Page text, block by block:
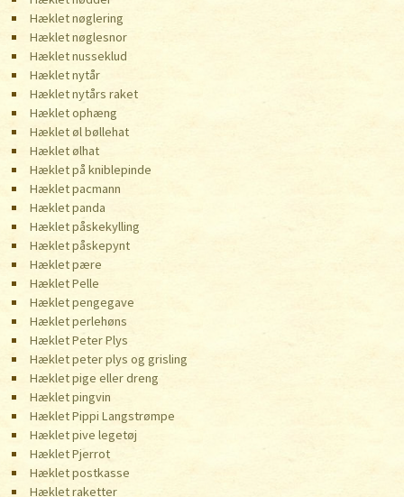
Hæklet nøglering
Hæklet nøglesnor
Hæklet nusseklud
Hæklet nytår
Hæklet nytårs raket
Hæklet ophæng
Hæklet øl bøllehat
Hæklet ølhat
Hæklet på kniblepinde
Hæklet pacmann
Hæklet panda
Hæklet påskekylling
Hæklet påskepynt
Hæklet pære
Hæklet Pelle
Hæklet pengegave
Hæklet perlehøns
Hæklet Peter Plys
Hæklet peter plys og grisling
Hæklet pige eller dreng
Hæklet pingvin
Hæklet Pippi Langstrømpe
Hæklet pive legetøj
Hæklet Pjerrot
Hæklet postkasse
Hæklet raketter